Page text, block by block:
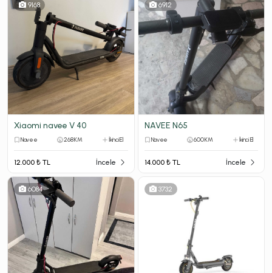
9168
Xiaomi navee V 40
Navee 268 KM İkinci El
12.000 ₺ TL İncele
6912
NAVEE N65
Navee 600 KM İkinci El
14.000 ₺ TL İncele
6084 3732